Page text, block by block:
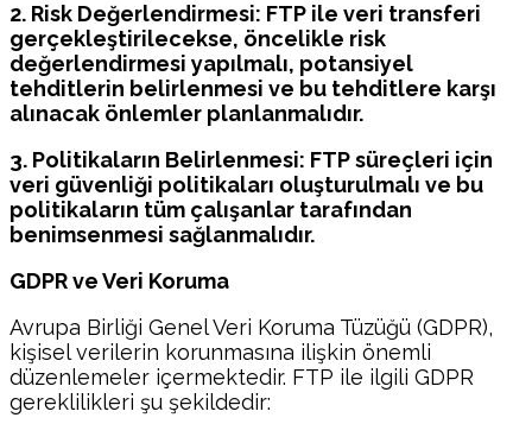
2. Risk Değerlendirmesi: FTP ile veri transferi
gerçekleştirilecekse, öncelikle risk
değerlendirmesi yapılmalı, potansiyel
tehditlerin belirlenmesi ve bu tehditlere karşı
alınacak önlemler planlanmalıdır.
3. Politikaların Belirlenmesi: FTP süreçleri için
veri güvenliği politikaları oluşturulmalı ve bu
politikaların tüm çalışanlar tarafından
benimsenmesi sağlanmalıdır.
GDPR ve Veri Koruma
Avrupa Birliği Genel Veri Koruma Tüzüğü (GDPR),
kişisel verilerin korunmasına ilişkin önemli
düzenlemeler içermektedir. FTP ile ilgili GDPR
gereklilikleri şu şekildedir: